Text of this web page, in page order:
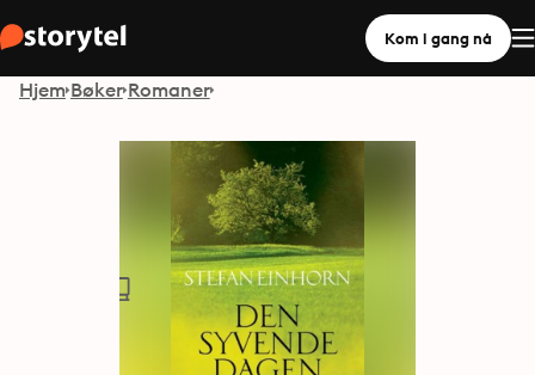
Kom i gang nå
Hjem Bøker Romaner